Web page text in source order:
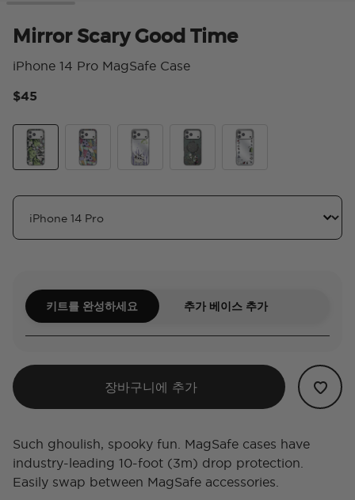
Mirror Scary Good Time
iPhone 14 Pro MagSafe Case
$45
키트를 완성하세요 추가 베이스 추가
장바구니에 추가
Such ghoulish, spooky fun. MagSafe cases have
industry-leading 10-foot (3m) drop protection.
Easily swap between MagSafe accessories.